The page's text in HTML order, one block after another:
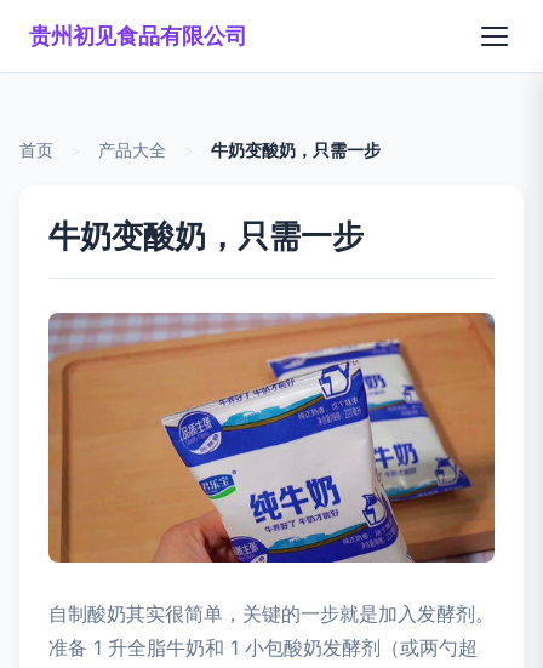
贵州初见食品有限公司
首页 产品大全 牛奶变酸奶，只需一步
牛奶变酸奶，只需一步
自制酸奶其实很简单，关键的一步就是加入发酵剂。
准备 1 升全脂牛奶和 1 小包酸奶发酵剂（或两勺超